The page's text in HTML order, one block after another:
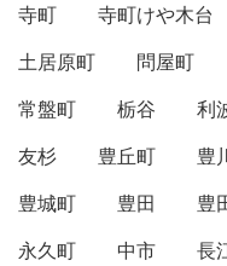
寺町
寺町けや木台
土居原町
問屋町
常盤町
栃谷 利
友杉
豊丘町 豊
豊城町
豊田 豊
永久町
中市 長